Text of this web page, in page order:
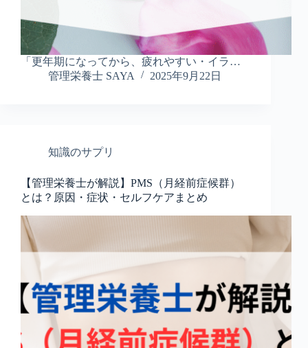
「更年期になってから、疲れやすい・イラ…
管理栄養士 SAYA
2025年9月22日
知識のサプリ
【管理栄養士が解説】PMS（月経前症候群）
とは？原因・症状・セルフケアまとめ